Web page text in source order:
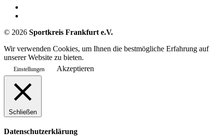
© 2026 Sportkreis Frankfurt e.V.
Wir verwenden Cookies, um Ihnen die bestmögliche Erfahrung auf
unserer Website zu bieten.
Einstellungen Akzeptieren
Schließen
Datenschutzerklärung